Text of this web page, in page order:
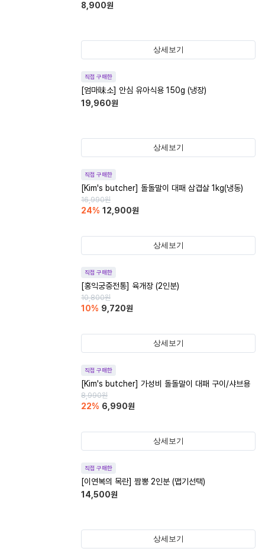
8,900원
상세보기
직접 구매한
[엄마味소] 안심 유아식용 150g (냉장)
19,960원
상세보기
직접 구매한
[Kim's butcher] 돌돌말이 대패 삼겹살 1kg(냉동)
16,990원
24% 12,900원
상세보기
직접 구매한
[홍익궁중전통] 육개장 (2인분)
10,800원
10% 9,720원
상세보기
직접 구매한
[Kim's butcher] 가성비 돌돌말이 대패 구이/샤브용
8,990원
22% 6,990원
상세보기
직접 구매한
[이연복의 목란] 짬뽕 2인분 (맵기선택)
14,500원
상세보기